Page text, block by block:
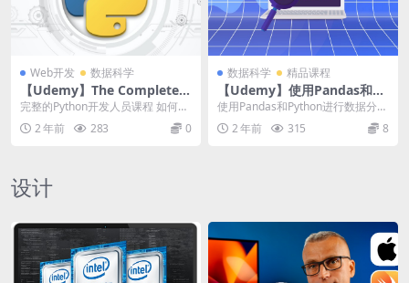
Web开发 数据科学
【Udemy】The Complete P
ython Developer
完整的Python开发人员课程 如何成
为Python 3开发人员并获得聘用！
构建...2 年前 283 0
数据科学 精品课程
【Udemy】使用Pandas和Py
thon进行数据分析
使用Pandas和Python进行数据分析
| Data Analysis wi...
2 年前 315 8
设计